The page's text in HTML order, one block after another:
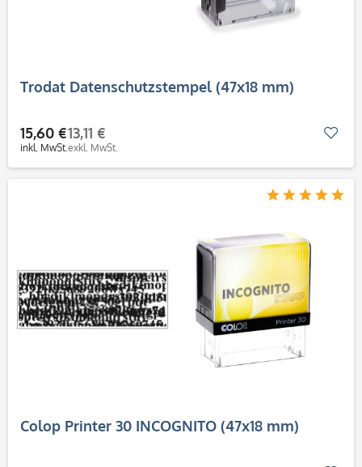
Trodat Datenschutzstempel (47x18 mm)
15,60 €
inkl. MwSt.
13,11 €
exkl. MwSt.
Colop Printer 30 INCOGNITO (47x18 mm)